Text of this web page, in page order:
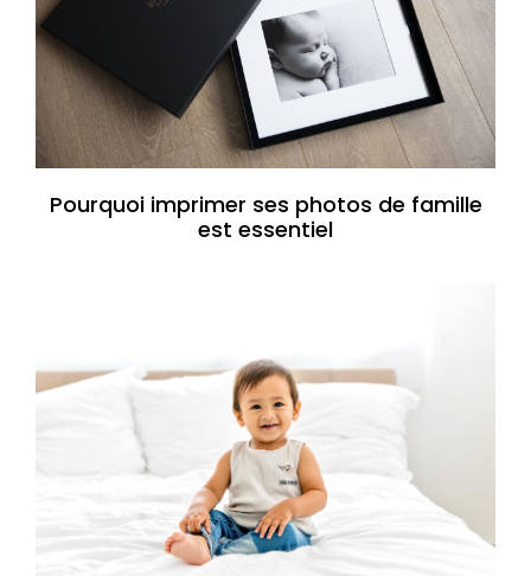
Pourquoi imprimer ses photos de famille
est essentiel